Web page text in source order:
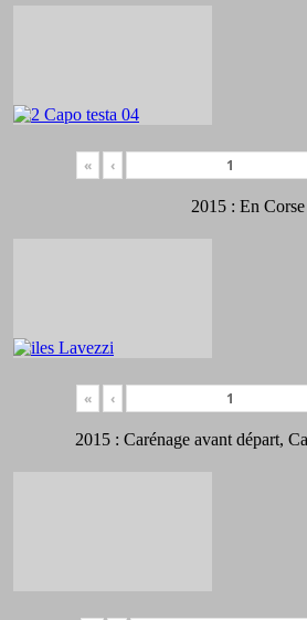
« ‹
2015 : En Corse
« ‹
2015 : Carénage avant départ,